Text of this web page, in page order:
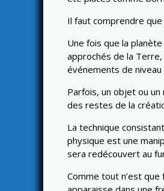
Il faut comprendre
Une fois que la
approchés de la
événements de
Parfois, un objet ou
des restes de la
La technique
physique est une
sera redécouvert au
Comme tout n’est